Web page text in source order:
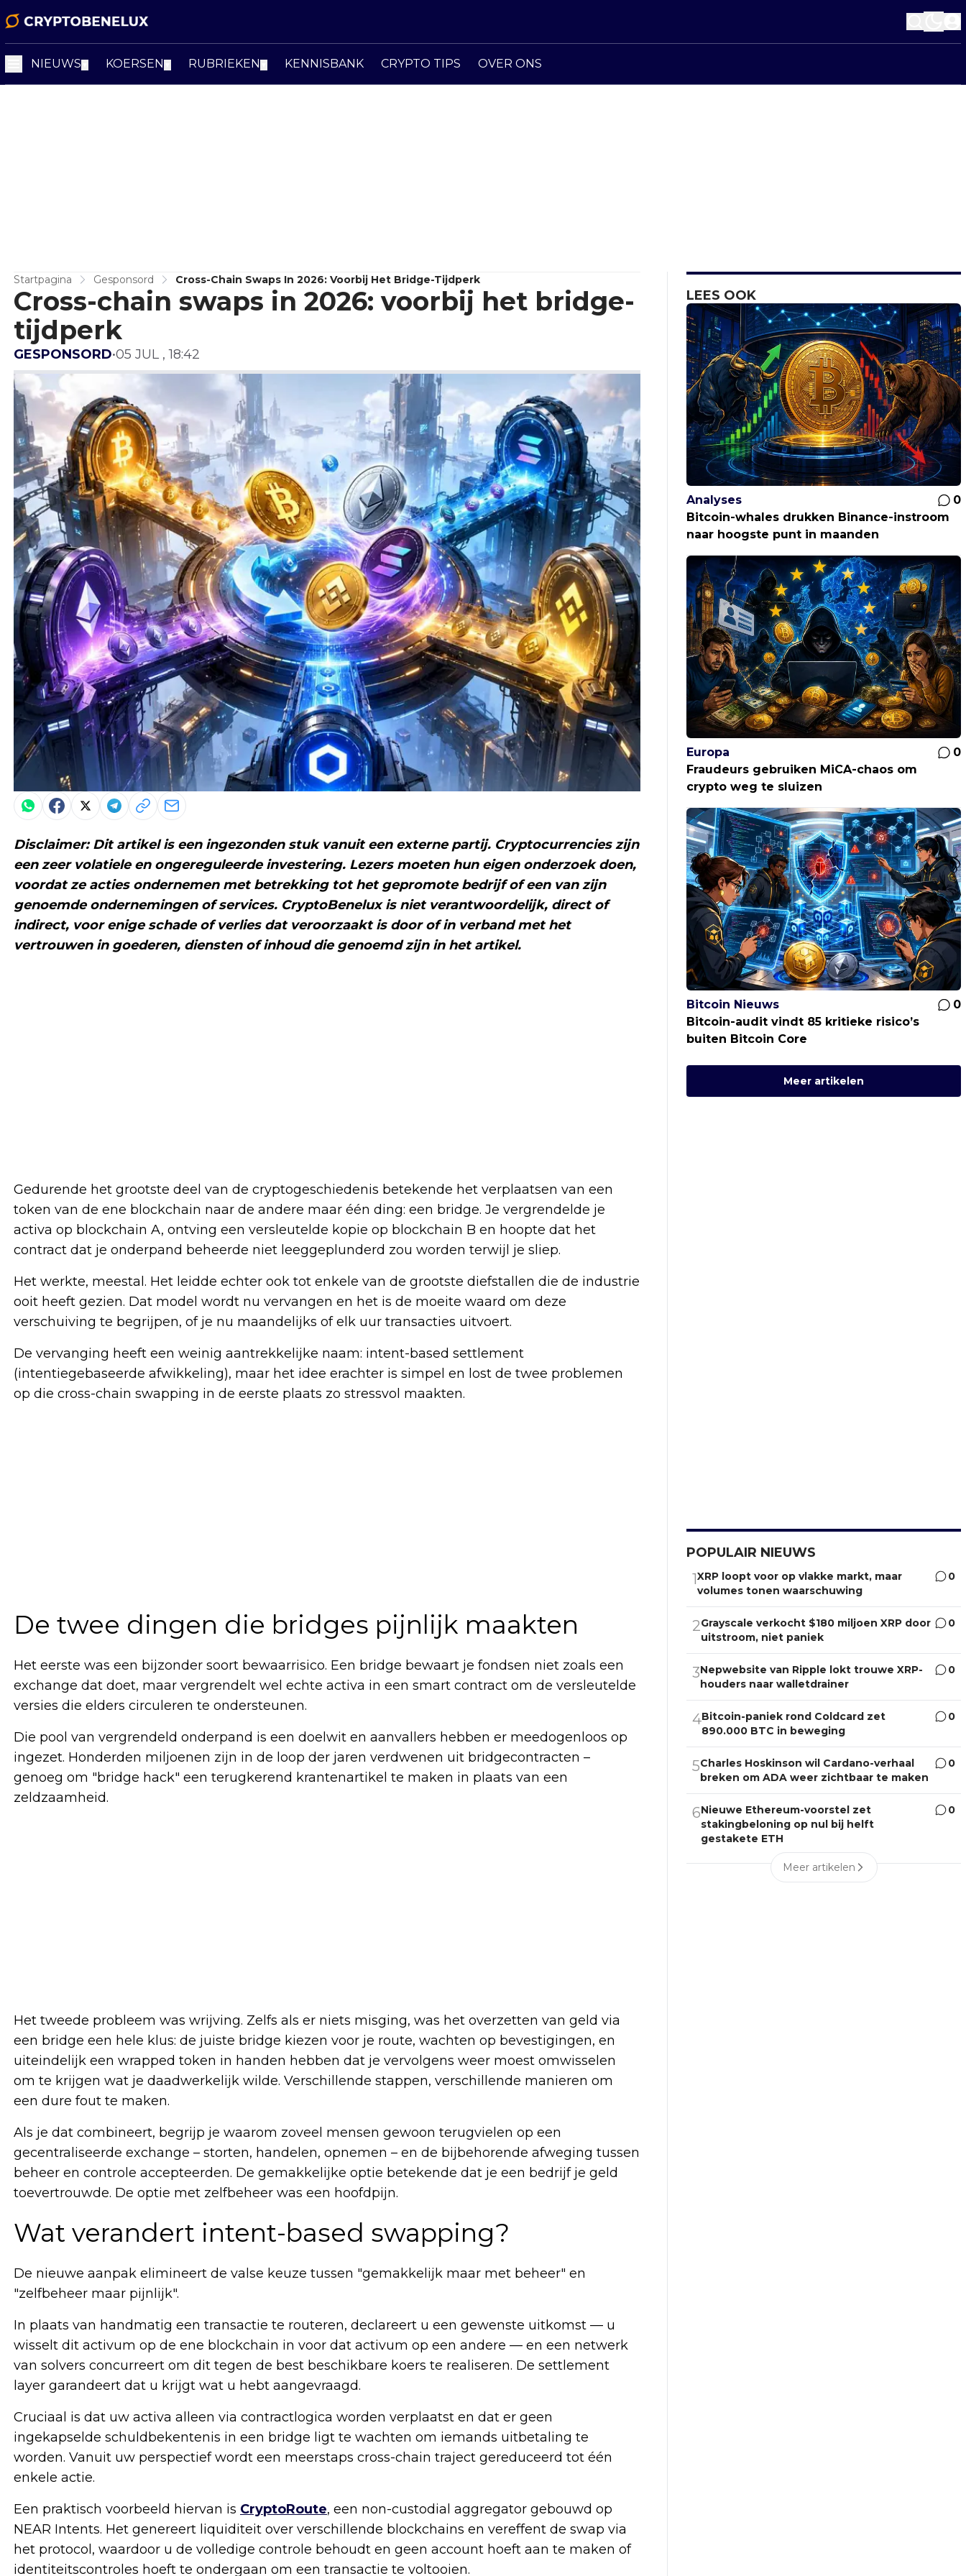
NIEUWS KOERSEN RUBRIEKEN KENNISBANK CRYPTO TIPS OVER ONS
Startpagina Gesponsord Cross-Chain Swaps In 2026: Voorbij Het Bridge-Tijdperk
Cross-chain swaps in 2026: voorbij het bridge-
tijdperk
GESPONSORD•05 JUL , 18:42
Disclaimer: Dit artikel is een ingezonden stuk vanuit een externe partij. Cryptocurrencies zijn
een zeer volatiele en ongereguleerde investering. Lezers moeten hun eigen onderzoek doen,
voordat ze acties ondernemen met betrekking tot het gepromote bedrijf of een van zijn
genoemde ondernemingen of services. CryptoBenelux is niet verantwoordelijk, direct of
indirect, voor enige schade of verlies dat veroorzaakt is door of in verband met het
vertrouwen in goederen, diensten of inhoud die genoemd zijn in het artikel.
Gedurende het grootste deel van de cryptogeschiedenis betekende het verplaatsen van een
token van de ene blockchain naar de andere maar één ding: een bridge. Je vergrendelde je
activa op blockchain A, ontving een versleutelde kopie op blockchain B en hoopte dat het
contract dat je onderpand beheerde niet leeggeplunderd zou worden terwijl je sliep.
Het werkte, meestal. Het leidde echter ook tot enkele van de grootste diefstallen die de industrie
ooit heeft gezien. Dat model wordt nu vervangen en het is de moeite waard om deze
verschuiving te begrijpen, of je nu maandelijks of elk uur transacties uitvoert.
De vervanging heeft een weinig aantrekkelijke naam: intent-based settlement
(intentiegebaseerde afwikkeling), maar het idee erachter is simpel en lost de twee problemen
op die cross-chain swapping in de eerste plaats zo stressvol maakten.
De twee dingen die bridges pijnlijk maakten
Het eerste was een bijzonder soort bewaarrisico. Een bridge bewaart je fondsen niet zoals een
exchange dat doet, maar vergrendelt wel echte activa in een smart contract om de versleutelde
versies die elders circuleren te ondersteunen.
Die pool van vergrendeld onderpand is een doelwit en aanvallers hebben er meedogenloos op
ingezet. Honderden miljoenen zijn in de loop der jaren verdwenen uit bridgecontracten –
genoeg om "bridge hack" een terugkerend krantenartikel te maken in plaats van een
zeldzaamheid.
Het tweede probleem was wrijving. Zelfs als er niets misging, was het overzetten van geld via
een bridge een hele klus: de juiste bridge kiezen voor je route, wachten op bevestigingen, en
uiteindelijk een wrapped token in handen hebben dat je vervolgens weer moest omwisselen
om te krijgen wat je daadwerkelijk wilde. Verschillende stappen, verschillende manieren om
een ​​dure fout te maken.
Als je dat combineert, begrijp je waarom zoveel mensen gewoon terugvielen op een
gecentraliseerde exchange – storten, handelen, opnemen – en de bijbehorende afweging tussen
beheer en controle accepteerden. De gemakkelijke optie betekende dat je een bedrijf je geld
toevertrouwde. De optie met zelfbeheer was een hoofdpijn.
Wat verandert intent-based swapping?
De nieuwe aanpak elimineert de valse keuze tussen "gemakkelijk maar met beheer" en
"zelfbeheer maar pijnlijk".
In plaats van handmatig een transactie te routeren, declareert u een gewenste uitkomst — u
wisselt dit activum op de ene blockchain in voor dat activum op een andere — en een netwerk
van solvers concurreert om dit tegen de best beschikbare koers te realiseren. De settlement
layer garandeert dat u krijgt wat u hebt aangevraagd.
Cruciaal is dat uw activa alleen via contractlogica worden verplaatst en dat er geen
ingekapselde schuldbekentenis in een bridge ligt te wachten om iemands uitbetaling te
worden. Vanuit uw perspectief wordt een meerstaps cross-chain traject gereduceerd tot één
enkele actie.
Een praktisch voorbeeld hiervan is CryptoRoute, een non-custodial aggregator gebouwd op
NEAR Intents. Het genereert liquiditeit over verschillende blockchains en vereffent de swap via
het protocol, waardoor u de volledige controle behoudt en geen account hoeft aan te maken of
identiteitscontroles hoeft te ondergaan om een ​​transactie te voltooien.
LEES OOK
Analyses
0
Bitcoin-whales drukken Binance-instroom
naar hoogste punt in maanden
Europa
0
Fraudeurs gebruiken MiCA-chaos om
crypto weg te sluizen
Bitcoin Nieuws
0
Bitcoin-audit vindt 85 kritieke risico’s
buiten Bitcoin Core
Meer artikelen
POPULAIR NIEUWS
1XRP loopt voor op vlakke markt, maar
volumes tonen waarschuwing
0
2Grayscale verkocht $180 miljoen XRP door
uitstroom, niet paniek
0
3Nepwebsite van Ripple lokt trouwe XRP-
houders naar walletdrainer
0
4Bitcoin-paniek rond Coldcard zet
890.000 BTC in beweging
0
5Charles Hoskinson wil Cardano-verhaal
breken om ADA weer zichtbaar te maken
0
6Nieuwe Ethereum-voorstel zet
stakingbeloning op nul bij helft
gestakete ETH
0
Meer artikelen